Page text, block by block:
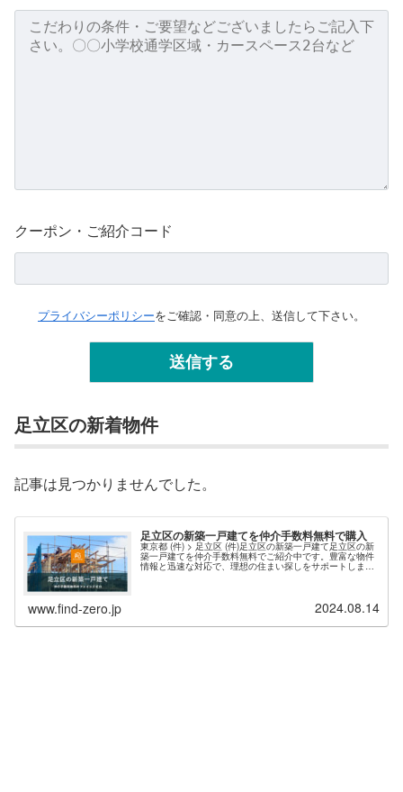
クーポン・ご紹介コード
プライバシーポリシーをご確認・同意の上、送信して下さい。
足立区の新着物件
記事は見つかりませんでした。
足立区の新築一戸建てを仲介手数料無料で購入
東京都 (件) > 足立区 (件)足立区の新築一戸建て足立区の新
築一戸建てを仲介手数料無料でご紹介中です。豊富な物件
情報と迅速な対応で、理想の住まい探しをサポートしま
す。現在、足立エリア 件 の新築物件情報を掲載中・東京
住、西新井、江北、梅島、綾瀬などが上位となっていま
www.find-zero.jp 2024.08.14